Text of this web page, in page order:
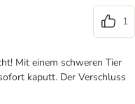
1
Mit einem schweren Tier
kaputt. Der Verschluss